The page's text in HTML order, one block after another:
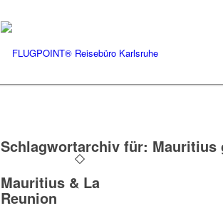
Schlagwortarchiv für: Mauritius
Mauritius & La
Reunion